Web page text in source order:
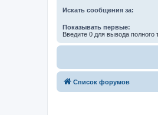
Искать сообщения за:
Показывать первые:
Введите 0 для вывода полного
Список форумов